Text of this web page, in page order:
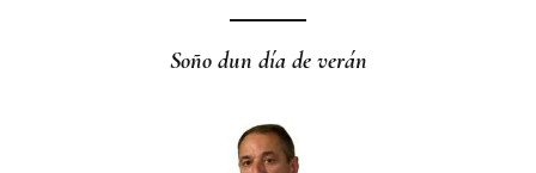
Soño dun día de verán